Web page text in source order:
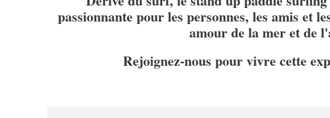
passionnante pour les personnes, les amis et
amour de la mer et de
Rejoignez-nous pour vivre cette